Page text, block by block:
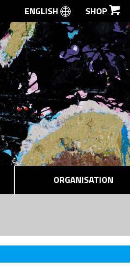
ENGLISH SHOP
ORGANISATION